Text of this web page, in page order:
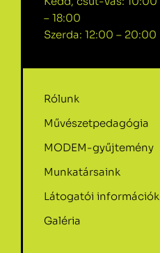
– 18:00
Szerda: 12:00 – 20:00
Rólunk
Művészetpedagógia
MODEM-gyűjtemény
Munkatársaink
Látogatói információk
Galéria